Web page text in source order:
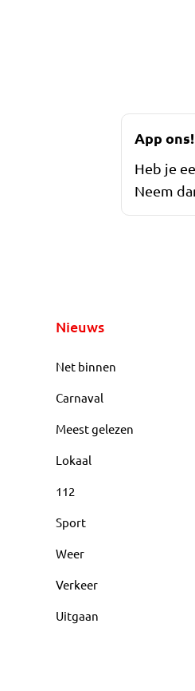
App ons!
Heb je
Neem
Nieuws
Net binnen
Carnaval
Meest gelezen
Lokaal
112
Sport
Weer
Verkeer
Uitgaan